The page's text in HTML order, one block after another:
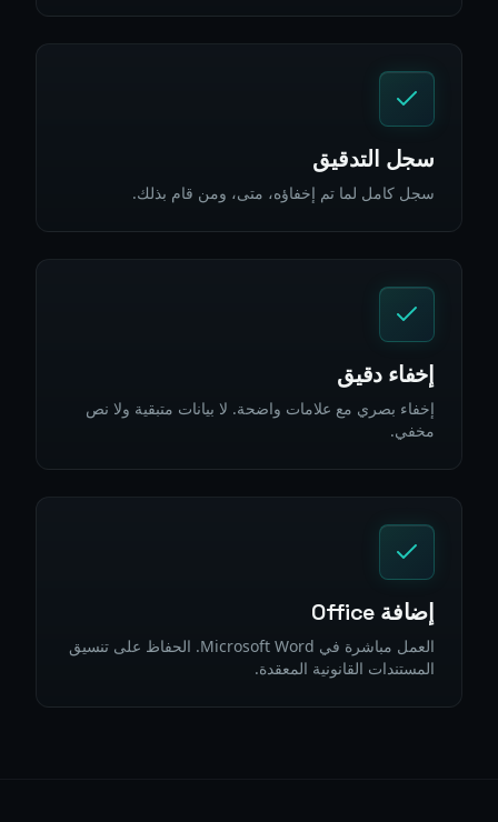
سجل التدقيق
سجل كامل لما تم إخفاؤه، متى، ومن قام بذلك.
إخفاء دقيق
إخفاء بصري مع علامات واضحة. لا بيانات متبقية ولا نص
مخفي.
إضافة Office
العمل مباشرة في Microsoft Word. الحفاظ على تنسيق
المستندات القانونية المعقدة.